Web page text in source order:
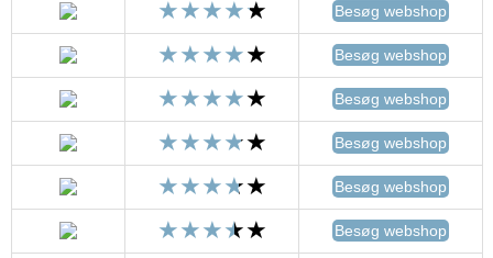
Besøg webshop
Besøg webshop
Besøg webshop
Besøg webshop
Besøg webshop
Besøg webshop